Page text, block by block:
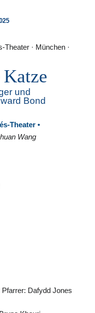
Theater · München ·
und
Bond
Wang
Dafydd Jones